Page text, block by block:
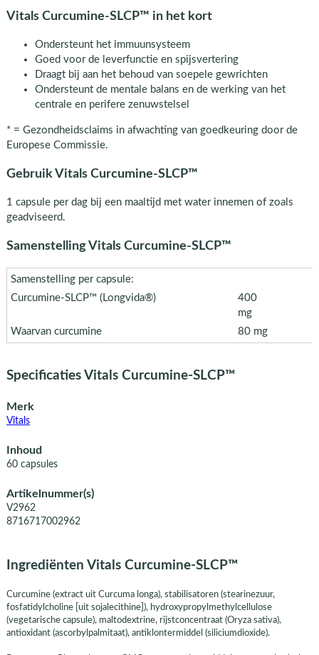
Vitals Curcumine-SLCP™ in het kort
Ondersteunt het immuunsysteem
Goed voor de leverfunctie en spijsvertering
Draagt bij aan het behoud van soepele gewrichten
Ondersteunt de mentale balans en de werking van het
centrale en perifere zenuwstelsel
* = Gezondheidsclaims in afwachting van goedkeuring door de
Europese Commissie.
Gebruik Vitals Curcumine-SLCP™
1 capsule per dag bij een maaltijd met water innemen of zoals
geadviseerd.
Samenstelling Vitals Curcumine-SLCP™
Samenstelling per capsule:
Curcumine-SLCP™ (Longvida®)
400
mg
Waarvan curcumine
80 mg
Specificaties Vitals Curcumine-SLCP™
Merk
Vitals
Inhoud
60 capsules
Artikelnummer(s)
V2962
8716717002962
Ingrediënten Vitals Curcumine-SLCP™
Curcumine (extract uit Curcuma longa), stabilisatoren (stearinezuur,
fosfatidylcholine [uit sojalecithine]), hydroxypropylmethylcellulose
(vegetarische capsule), maltodextrine, rijstconcentraat (Oryza sativa),
antioxidant (ascorbylpalmitaat), antiklontermiddel (siliciumdioxide).